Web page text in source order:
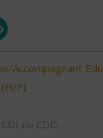
Accompagnant
(H/F)
ou CDD